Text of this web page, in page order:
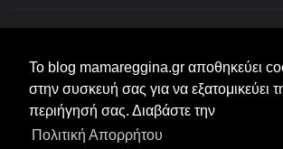
Το blog mamareggina.gr αποθηκεύει
στην συσκευή σας για να εξατομικεύει
περιήγησή σας. Διαβάστε την
Πολιτική Απορρήτου